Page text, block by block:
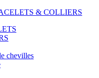
& COLLIERS
chevilles